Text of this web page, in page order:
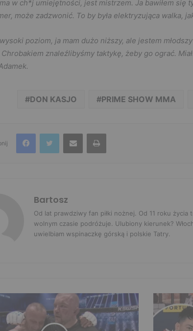
w ch*j umiejętności, jest mistrzem. Ja bawiłem się
może zadzwonić. To by była elektryzująca walka,
poziom, ja mam dużo niższy, ale jestem
znaleźlibyśmy taktykę, żeby go ograć.
DON KASJO PRIME SHOW MMA
FacebookTwitter Udostępnij przez e-mail Drukuj
Bartosz
Od lat prawdziwy fan piłki nożnej. Od 11 roku
wolnym czasie podróżuje. Ulubiony kierunek?
uwielbiam wspinaczkę górską i polskie Tatry.